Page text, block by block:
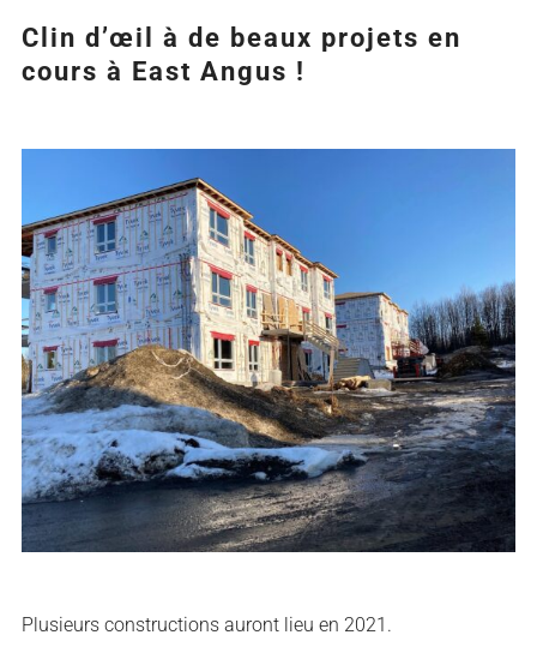
Clin d’œil à de beaux projets en
cours à East Angus !
l&apos;image
Plusieurs constructions auront lieu en 2021.